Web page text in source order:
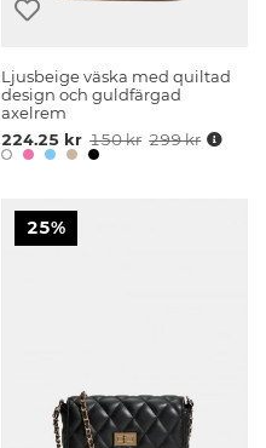
Ljusbeige väska med quiltad
design och guldfärgad
axelrem
224.25 kr 150 kr 299 kr
25%